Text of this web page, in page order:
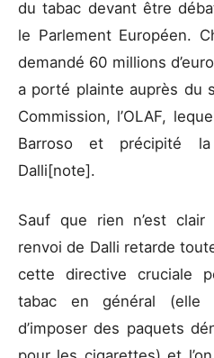
du tabac devant être
le Parlement Européen.
demandé 60 millions
a porté plainte auprès du
Commission, l’OLAF,
Barroso et précipité la
Dalli[note].
Sauf que rien n’est
renvoi de Dalli retarde
cette directive cruciale
tabac en général (elle
d’imposer des paquets